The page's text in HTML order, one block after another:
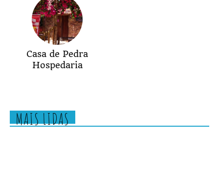
Casa de Pedra
Hospedaria
MAIS LIDAS